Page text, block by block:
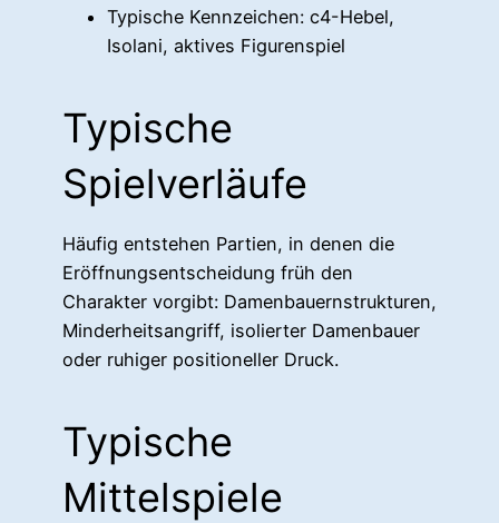
Typische Kennzeichen: c4-Hebel,
Isolani, aktives Figurenspiel
Typische
Spielverläufe
Häufig entstehen Partien, in denen die
Eröffnungsentscheidung früh den
Charakter vorgibt: Damenbauernstrukturen,
Minderheitsangriff, isolierter Damenbauer
oder ruhiger positioneller Druck.
Typische
Mittelspiele